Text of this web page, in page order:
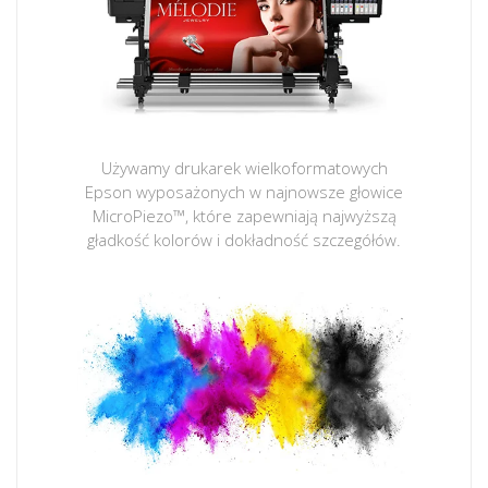
Używamy drukarek wielkoformatowych
Epson wyposażonych w najnowsze głowice
MicroPiezo™, które zapewniają najwyższą
gładkość kolorów i dokładność szczegółów.